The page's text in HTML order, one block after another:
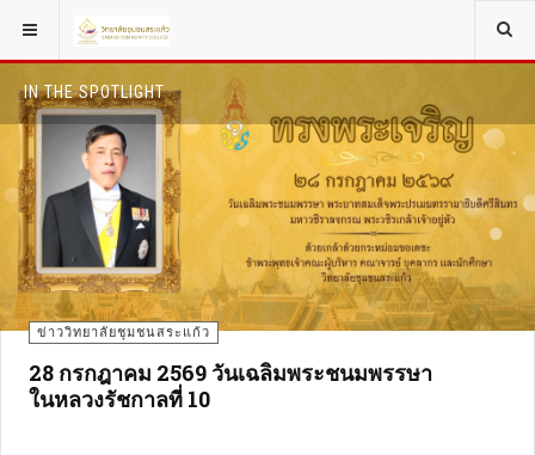
IN THE SPOTLIGHT
ข่าววิทยาลัยชุมชนสระแก้ว
28 กรกฎาคม 2569 วันเฉลิมพระชนมพรรษา
ในหลวงรัชกาลที่ 10